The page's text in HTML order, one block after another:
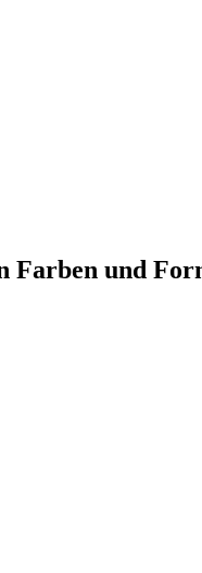
Farben und